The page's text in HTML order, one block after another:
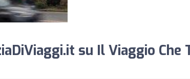
su Il Viaggio Che